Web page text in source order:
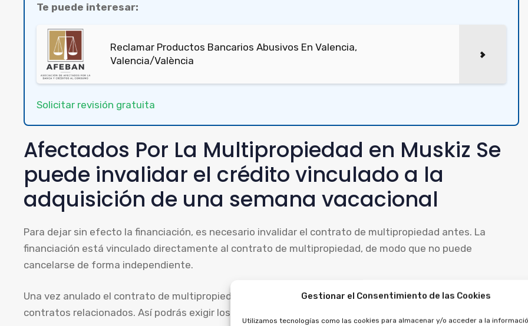
Gestionar el Consentimiento de las Cookies
Utilizamos tecnologías como las cookies para almacenar y/o acceder a la
Te puede interesar:
Reclamar Productos Bancarios Abusivos En Valencia,
Valencia/València
Solicitar revisión gratuita
Afectados Por La Multipropiedad en Muskiz Se
puede invalidar el crédito vinculado a la
adquisición de una semana vacacional
Para dejar sin efecto la financiación, es necesario invalidar el contrato de multipropiedad antes. La
financiación está vinculado directamente al contrato de multipropiedad, de modo que no puede
cancelarse de forma independiente.
Una vez anulado el contrato de multipropiedad, es posible reclamar contra el préstamo, al tratarse de
contratos relacionados. Así podrás exigir los importes entregados, por la financiación y la propiedad.